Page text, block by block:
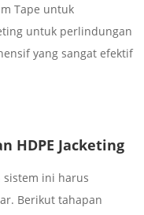
Tape untuk
untuk perlindungan
yang sangat efektif
HDPE Jacketing
sistem ini harus
Berikut tahapan